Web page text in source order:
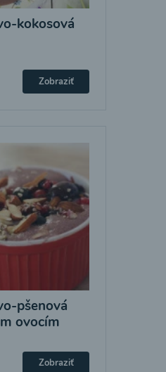
kokosová
Zobraziť
pšenová
ovocím
Zobraziť